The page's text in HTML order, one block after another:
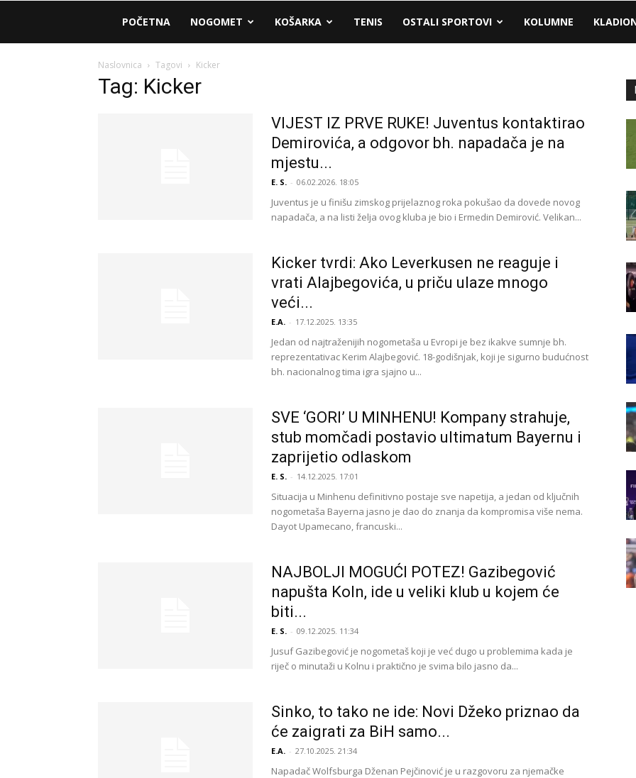
AM
Sport
POČETNA NOGOMET KOŠARKA TENIS OSTALI SPORTOVI KOLUMNE
Naslovnica Tagovi Kicker
Tag: Kicker
VIJEST IZ PRVE RUKE! Juventus kontaktirao
Demirovića, a odgovor bh. napadača je na
mjestu...
E. S. - 06.02.2026. 18:05
Juventus je u finišu zimskog prijelaznog roka pokušao da dovede novog
napadača, a na listi želja ovog kluba je bio i Ermedin Demirović. Velikan...
Kicker tvrdi: Ako Leverkusen ne reaguje i
vrati Alajbegovića, u priču ulaze mnogo
veći...
E.A. - 17.12.2025. 13:35
Jedan od najtraženijih nogometaša u Evropi je bez ikakve sumnje bh.
reprezentativac Kerim Alajbegović. 18-godišnjak, koji je sigurno budućnost
bh. nacionalnog tima igra sjajno u...
SVE ‘GORI’ U MINHENU! Kompany strahuje,
stub momčadi postavio ultimatum Bayernu i
zaprijetio odlaskom
E. S. - 14.12.2025. 17:01
Situacija u Minhenu definitivno postaje sve napetija, a jedan od ključnih
nogometaša Bayerna jasno je dao do znanja da kompromisa više nema.
Dayot Upamecano, francuski...
NAJBOLJI MOGUĆI POTEZ! Gazibegović
napušta Koln, ide u veliki klub u kojem će
biti...
E. S. - 09.12.2025. 11:34
Jusuf Gazibegović je nogometaš koji je već dugo u problemima kada je
riječ o minutaži u Kolnu i praktično je svima bilo jasno da...
Sinko, to tako ne ide: Novi Džeko priznao da
će zaigrati za BiH samo...
E.A. - 27.10.2025. 21:34
Napadač Wolfsburga Dženan Pejčinović je u razgovoru za njemačke